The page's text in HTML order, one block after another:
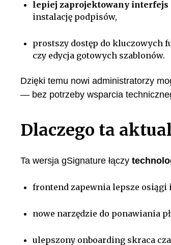
lepiej zaprojektowany interfejs
instalację podpisów,
prostszy dostęp do kluczowych
czy edycja gotowych szablonów.
Dzięki temu nowi administratorzy
— bez potrzeby wsparcia
Dlaczego ta
Ta wersja gSignature łączy
frontend zapewnia lepsze osiągi
nowe narzędzie do ponawiania
ulepszony onboarding skraca